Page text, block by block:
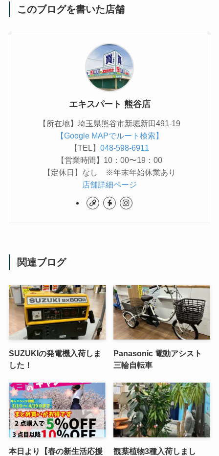
このブログを書いた店舗
エキスパート 熊谷店
【所在地】埼玉県熊谷市新堀新田491-19
【Google MAPでルート検索】
【TEL】 048-598-6911
【営業時間】10：00〜19：00
【定休日】なし ※年末年始休業あり
店舗詳細ページ
関連ブログ
SUZUKIの発電機入荷しま
した！
Panasonic 電動アシスト
三輪自転車
本日より【春の新生活応援
観葉植物3種入荷しまし